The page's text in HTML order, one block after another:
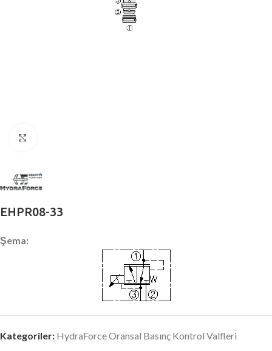
EHPR08-33
Şema:
Kategoriler: HydraForce Oransal Basınç Kontrol Valfleri